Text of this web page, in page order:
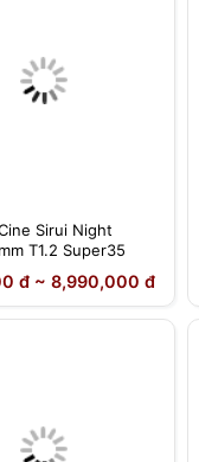
Sirui Night
T1.2 Super35
đ ~ 8,990,000 đ